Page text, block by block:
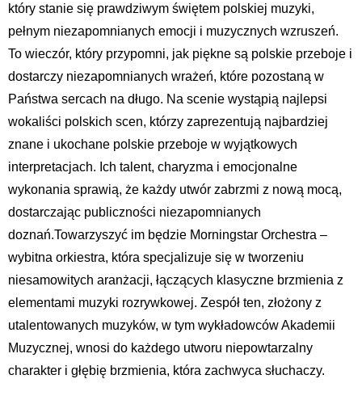
który stanie się prawdziwym świętem polskiej muzyki,
pełnym niezapomnianych emocji i muzycznych wzruszeń.
To wieczór, który przypomni, jak piękne są polskie przeboje i
dostarczy niezapomnianych wrażeń, które pozostaną w
Państwa sercach na długo. Na scenie wystąpią najlepsi
wokaliści polskich scen, którzy zaprezentują najbardziej
znane i ukochane polskie przeboje w wyjątkowych
interpretacjach. Ich talent, charyzma i emocjonalne
wykonania sprawią, że każdy utwór zabrzmi z nową mocą,
dostarczając publiczności niezapomnianych
doznań.Towarzyszyć im będzie Morningstar Orchestra –
wybitna orkiestra, która specjalizuje się w tworzeniu
niesamowitych aranżacji, łączących klasyczne brzmienia z
elementami muzyki rozrywkowej. Zespół ten, złożony z
utalentowanych muzyków, w tym wykładowców Akademii
Muzycznej, wnosi do każdego utworu niepowtarzalny
charakter i głębię brzmienia, która zachwyca słuchaczy.